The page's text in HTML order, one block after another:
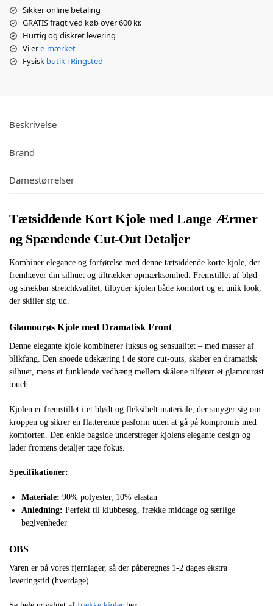
Sikker online betaling
GRATIS fragt ved køb over 600 kr.
Hurtig og diskret levering
Vi ere-mærket
Fysisk butik i Ringsted
Beskrivelse
Brand
Damestørrelser
Tætsiddende Kort Kjole med Lange Ærmer
og Spændende Cut-Out Detaljer
Kombiner elegance og forførelse med denne tætsiddende korte kjole, der
fremhæver din silhuet og tiltrækker opmærksomhed. Fremstillet af blød
og strækbar stretchkvalitet, tilbyder kjolen både komfort og et unik look,
der skiller sig ud.
Glamourøs Kjole med Dramatisk Front
Denne elegante kjole kombinerer luksus og sensualitet – med masser af
blikfang. Den snoede udskæring i de store cut-outs, skaber en dramatisk
silhuet, mens et funklende vedhæng mellem skålene tilfører et glamourøst
touch.
Kjolen er fremstillet i et blødt og fleksibelt materiale, der smyger sig om
kroppen og sikrer en flatterende pasform uden at gå på kompromis med
komforten. Den enkle bagside understreger kjolens elegante design og
lader frontens detaljer tage fokus.
Specifikationer:
Materiale: 90% polyester, 10% elastan
Anledning: Perfekt til klubbesøg, frække middage og særlige
begivenheder
OBS
Varen er på vores fjernlager, så der påberegnes 1-2 dages ekstra
leveringstid (hverdage)